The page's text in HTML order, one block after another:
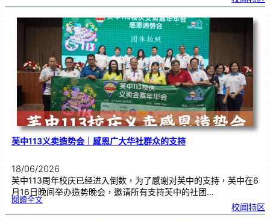
6
度
感
卡
仪
式
芙中113义卖造势会｜感恩广大华社群众的支持
18/06/2026
芙中113周年校庆已经进入倒数，为了感谢对芙中的支持，芙中在6
月16日晚间举办造势晚会，邀请所有支持芙中的社团…
閱讀全文:芙
1
校闻特区